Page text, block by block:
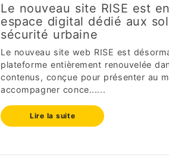
Le nouveau site RISE est
espace digital dédié aux
sécurité urbaine
Le nouveau site web RISE est
plateforme entièrement renouvelée
contenus, conçue pour présenter au
accompagner conce......
Lire la suite